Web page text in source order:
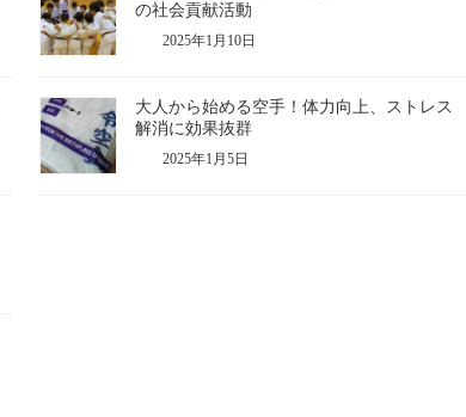
の社会貢献活動
2025年1月10日
大人から始める空手！体力向上、ストレス
解消に効果抜群
2025年1月5日